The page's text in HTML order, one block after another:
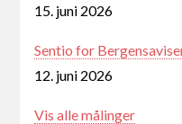
15. juni 2026
Sentio for
12. juni 2026
Vis alle målinger